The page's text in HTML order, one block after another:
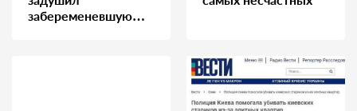
забеременевшую